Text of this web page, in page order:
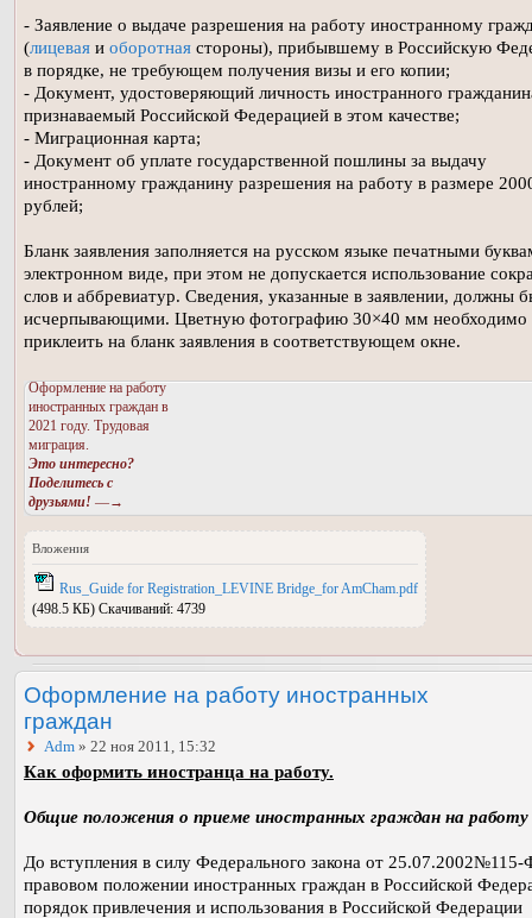
- Заявление о выдаче разрешения на работу иностранному
(лицевая и оборотная стороны), прибывшему в Российскую
в порядке, не требующем получения визы и его копии;
- Документ, удостоверяющий личность иностранного
признаваемый Российской Федерацией в этом качестве;
- Миграционная карта;
- Документ об уплате государственной пошлины за выдачу
иностранному гражданину разрешения на работу в размере
рублей;
Бланк заявления заполняется на русском языке печатными
электронном виде, при этом не допускается использование
слов и аббревиатур. Сведения, указанные в заявлении, должны
исчерпывающими. Цветную фотографию 30×40 мм необходимо
приклеить на бланк заявления в соответствующем окне.
Оформление на работу
иностранных граждан в
2021 году. Трудовая
миграция.
Это интересно?
Поделитесь с
друзьями! —→
Вложения
Rus_Guide for Registration_LEVINE Bridge_for AmCham.pdf
(498.5 КБ) Скачиваний: 4739
Оформление на работу иностранных
граждан
Adm » 22 ноя 2011, 15:32
Как оформить иностранца на работу.
Общие положения о приеме иностранных граждан на работу
До вступления в силу Федерального закона от
правовом положении иностранных граждан в Российской
порядок привлечения и использования в Российской Федерации